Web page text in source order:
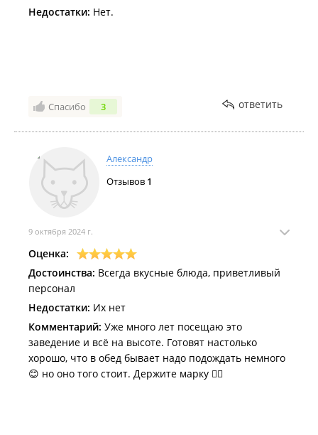
Недостатки: Нет.
Спасибо 3 ответить
Александр
Отзывов 1
9 октября 2024 г.
Оценка:
Достоинства: Всегда вкусные блюда, приветливый
персонал
Недостатки: Их нет
Комментарий: Уже много лет посещаю это
заведение и всё на высоте. Готовят настолько
хорошо, что в обед бывает надо подождать немного
😊 но оно того стоит. Держите марку 👍🏻